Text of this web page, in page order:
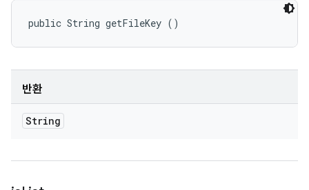
public String getFileKey ()
반환
String